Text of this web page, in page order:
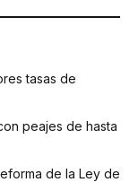
tasas de
peajes de hasta
de la Ley de